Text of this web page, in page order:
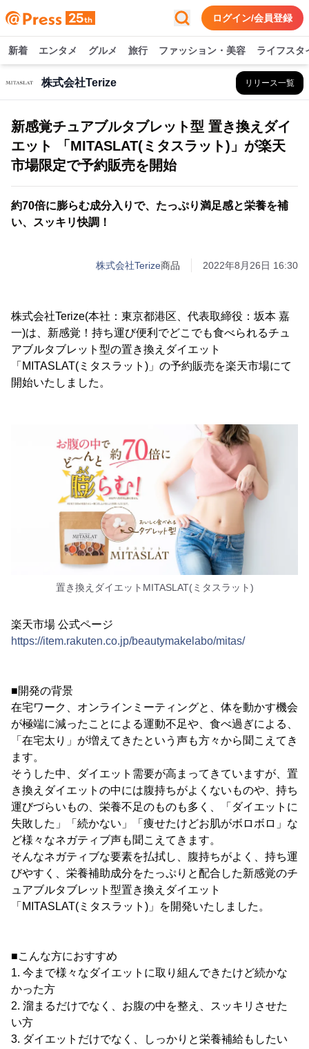
ログイン/会員登録
新着 エンタメ グルメ 旅行 ファッション・美容 ライフスタ
株式会社Terize リリース一覧
新感覚チュアブルタブレット型 置き換えダイ
エット 「MITASLAT(ミタスラット)」が楽天
市場限定で予約販売を開始
約70倍に膨らむ成分入りで、たっぷり満足感と栄養を補
い、スッキリ快調！
株式会社Terize商品 2022年8月26日 16:30
株式会社Terize(本社：東京都港区、代表取締役：坂本 嘉
一)は、新感覚！持ち運び便利でどこでも食べられるチュ
アブルタブレット型の置き換えダイエット
「MITASLAT(ミタスラット)」の予約販売を楽天市場にて
開始いたしました。
置き換えダイエットMITASLAT(ミタスラット)
楽天市場 公式ページ
https://item.rakuten.co.jp/beautymakelabo/mitas/
■開発の背景
在宅ワーク、オンラインミーティングと、体を動かす機会
が極端に減ったことによる運動不足や、食べ過ぎによる、
「在宅太り」が増えてきたという声も方々から聞こえてき
ます。
そうした中、ダイエット需要が高まってきていますが、置
き換えダイエットの中には腹持ちがよくないものや、持ち
運びづらいもの、栄養不足のものも多く、「ダイエットに
失敗した」「続かない」「痩せたけどお肌がボロボロ」な
ど様々なネガティブ声も聞こえてきます。
そんなネガティブな要素を払拭し、腹持ちがよく、持ち運
びやすく、栄養補助成分をたっぷりと配合した新感覚のチ
ュアブルタブレット型置き換えダイエット
「MITASLAT(ミタスラット)」を開発いたしました。
■こんな方におすすめ
1. 今まで様々なダイエットに取り組んできたけど続かな
かった方
2. 溜まるだけでなく、お腹の中を整え、スッキリさせた
い方
3. ダイエットだけでなく、しっかりと栄養補給もしたい